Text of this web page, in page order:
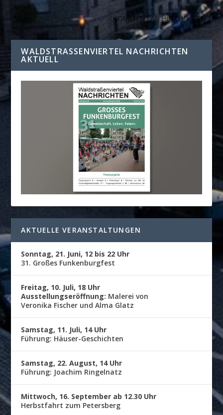
WALDSTRASSENVIERTEL NACHRICHTEN A
KTUELL
AKTUELLE VERANSTALTUNGEN
Sonntag, 21. Juni, 12 bis 22 Uhr
31. Großes Funkenburgfest
Freitag, 10. Juli, 18 Uhr
Ausstellungseröffnung: Malerei von
Veronika Fischer und Alma Glatz
Samstag, 11. Juli, 14 Uhr
Führung: Häuser-Geschichten
Samstag, 22. August, 14 Uhr
Führung: Joachim Ringelnatz
Mittwoch, 16. September ab 12.30 Uhr
Herbstfahrt zum Petersberg